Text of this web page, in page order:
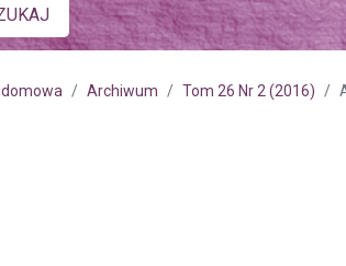
Archiwum Tom 26 Nr 2 (2016)